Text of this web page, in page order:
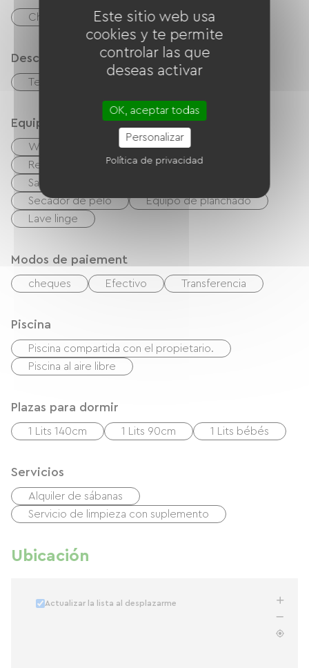
Chimenea
Descripción
Terraza
Equipos
Wifi gratuito TV
TNT
Reproductor de DVD
Barbacoa
Salón de jardín
Secador de pelo
Equipo de planchado
Lave linge
Modos de paiement
cheques Efectivo Transferencia
Piscina
Piscina compartida con el propietario.
Piscina al aire libre
Plazas para dormir
1 Lits 140cm 1 Lits 90cm 1 Lits bébés
Servicios
Alquiler de sábanas
Servicio de limpieza con suplemento
Ubicación
Actualizar la lista al desplazarme
Este sitio web usa
cookies y te permite
controlar las que
deseas activar
OK, aceptar todas
Personalizar
Política de privacidad